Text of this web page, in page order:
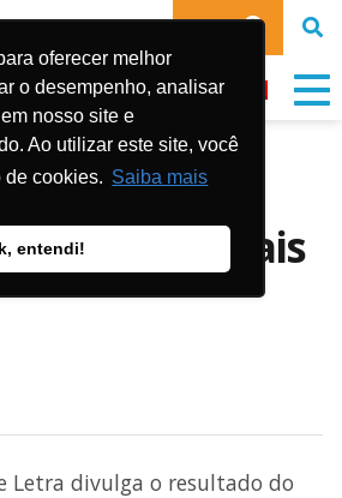
oferecer melhor
o desempenho, analisar
nosso site e
Ao utilizar este site, você
de cookies. Saiba mais
entendi!
DOE
Processo
Agentes Sociais
Letra divulga o resultado do